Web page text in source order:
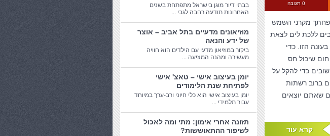
0 תגובה
מקרני השמש
ללכת לים לצאת
הזו. כדי
שיכול חס
כדי להקל על
ברוב רשתות
שאתם יוצאים
קרא עוד
בבתי דיור מוגן בישראל מתפתחת בשנים
האחרונות תודעה רחבה לגבי ...
מוזיאונים מדעיים בתל אביב – אוצר
של ידע והנאה
ביקור במוזיאון מדעי עם הילדים הוא חוויה
מעשירה ומהנה המציעה ...
יומן בעיצוב אישי – טאצ' אישי
לפתיחת שנת הלימודים
יומן בעיצוב אישי הוא כלי חיוני ורב-ערך במיוחד
עבור תלמידי ...
תזונה אחרי אימון: מתי ומה לאכול
לשיפור ההתאוששות?